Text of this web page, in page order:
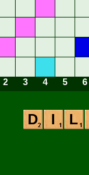
2 3 4 5 6
D I L